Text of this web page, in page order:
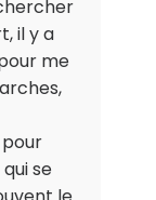
il y a
me
se